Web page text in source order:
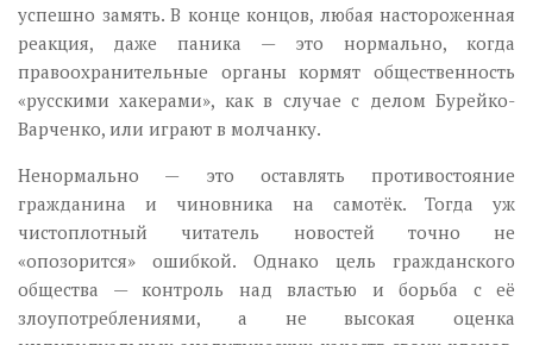
успешно замять. В конце концов, любая настороженная
реакция, даже паника — это нормально, когда
правоохранительные органы кормят общественность
«русскими хакерами», как в случае с делом Бурейко-
Варченко, или играют в молчанку.
Ненормально — это оставлять противостояние
гражданина и чиновника на самотёк. Тогда уж
чистоплотный читатель новостей точно не
«опозорится» ошибкой. Однако цель гражданского
общества — контроль над властью и борьба с её
злоупотреблениями, а не высокая оценка